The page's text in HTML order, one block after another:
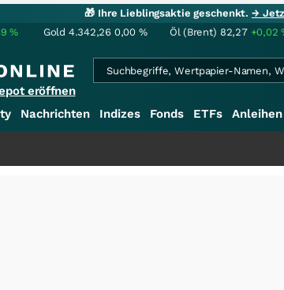
🎁 Ihre Lieblingsaktie geschenkt.→
% Gold 4.342,26 0,00 % Öl (Brent) 82,27 +0,02
eröffnen
Nachrichten Indizes Fonds ETFs Anleihen